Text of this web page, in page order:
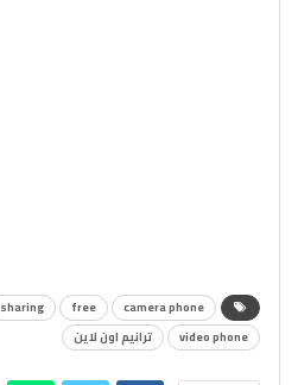
camera phone
free
sharing
video phone
ترانيم اون لاين